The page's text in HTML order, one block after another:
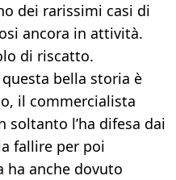
dei rarissimi casi di
ancora in attività.
di riscatto.
bella storia è
il commercialista
soltanto l’ha difesa dai
fallire per poi
ha anche dovuto